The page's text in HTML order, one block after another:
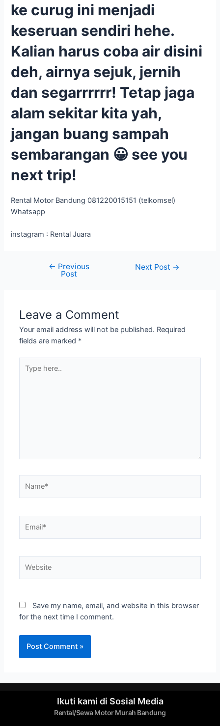
ke curug ini menjadi
keseruan sendiri hehe.
Kalian harus coba air disini
deh, airnya sejuk, jernih
dan segarrrrrr! Tetap jaga
alam sekitar kita yah,
jangan buang sampah
sembarangan 😀 see you
next trip!
Rental Motor Bandung 081220015151 (telkomsel)
Whatsapp
instagram : Rental Juara
← Previous
Post
Next Post →
Leave a Comment
Your email address will not be published. Required
fields are marked *
Save my name, email, and website in this browser
for the next time I comment.
Ikuti kami di Sosial Media
Rental/Sewa Motor Murah Bandung